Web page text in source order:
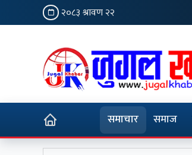
२०८३ श्रावण २२
समाचार समाज